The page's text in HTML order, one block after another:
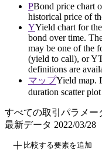
PBond price chart
historical price of
YYield chart for
bond over time.
may be one of the
(yield to call), or
definitions are
マップYield map.
duration scatter
すべての取引パラメ
最新データ 2022/03/28
比較する要素を追加